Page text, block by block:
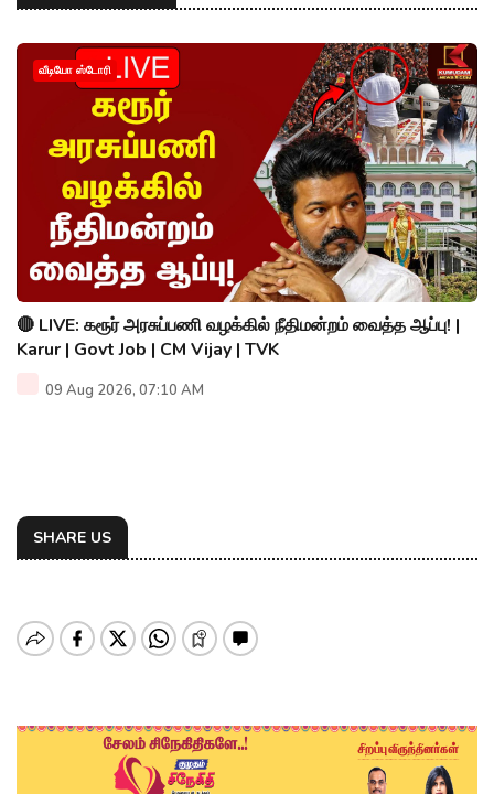
வீடியோ ஸ்டோரி
🔴 LIVE: கரூர் அரசுப்பணி வழக்கில் நீதிமன்றம் வைத்த ஆப்பு! |
Karur | Govt Job | CM Vijay | TVK
09 Aug 2026, 07:10 AM
SHARE US